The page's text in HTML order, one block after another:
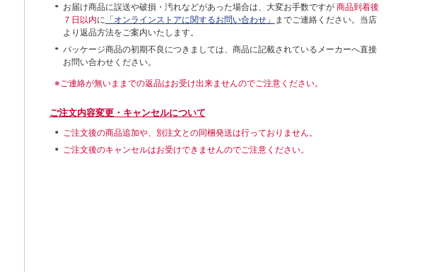
お届け商品に誤送や破損・汚れなどがあった場合は、大変お手数ですが 商品到着後
７日以内に 「オンラインストアに関するお問い合わせ」 までご連絡ください。当店
より返品方法をご案内いたします。
パッケージ商品の初期不良につきましては、商品に記載されているメーカーへ直接
お問い合わせください。
※ご連絡が無いままでの返品はお受け出来ませんのでご注意ください。
ご注文内容変更・キャンセルについて
ご注文後の商品追加や、別注文との同梱発送は行っておりません。
ご注文後のキャンセルはお受けできませんのでご注意ください。